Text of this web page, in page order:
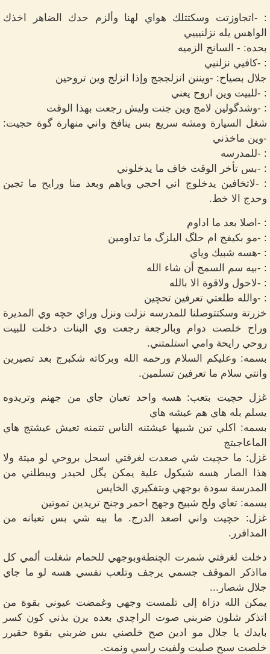
: -اتجاوزتت وسكتتلك هواي لهنا وألزم حدك الضاهر اخذك
الواهس يله نزلنيييي
بحده: - السانج الزميه
: -كافيي نزلنيي
جلال بصياح: -ويننن انزلججج وإذا انزلج وين تروحين
: -للبيت وين اروح يعني
: -وشدگولين لامج وين جنت وليش رجعت بهذا الوقت
شغل السيارة ومشه سريع بس ينافخ واني منهارة گوة حجيت:
-وين ماخذني
: -للمدرسه
: -بس تأخر الوقت خاف ما يدخلوني
: -لاتخافين يدخلوج اني احجي وياهم وبعد منا ورايح ما تجين
وحدج الا خط.
: -اصلا بعد ما اداوم
: -مو بكيفج ام حلگ اليلزگ ما تداومين
: -هسه شبيك وياي
: -بيه سم السمج أن شاء الله
: -لاحول ولاقوة الا بالله
: -والله طلعتي تعرفين تحچين
خزرتة وسكتتوصلنا للمدرسه نزلت ونزل وراي حچه وي المديرة
وراح خلصت دوام وبالرجعة رجعت وي البنات دخلت للبيت
روحي رايحة وامي استلمتني.
بسمه: وعليكم السلام ورحمه الله وبركاته شكبرج بعد تصيرين
وانتي سلام ما تعرفين تسلمين.
غزل حچيت بتعب: هسه واحد تعبان جاي من جهنم وتريدوه
يسلم بله هاي هم عيشه هاي
بسمه: اكلي تبن شبيها عيشتنه الناس تتمنه تعيش عيشتج هاي
الماعاجبتج
غزل: ما حچيت شي صعدت لغرفتي اسحل بروحي لو ميتة ولا
هذا الصار هسه شيكول علية يمكن يگل لحيدر ويبطلني من
المدرسة سودة بوجهي وبتفكيري الخايس
بسمه: تعاي ولج شبيج وجهج احمر وجنج تريدين تموتين
غزل: حچيت واني اصعد الدرج. ما بيه شي بس تعبانه من
المدافرر.
دخلت لغرفتي شمرت الچنطةوبوجهي للحمام شغلت ألمي كل
مااذكر الموقف جسمي يرجف وتلعب نفسي هسه لو ما جاي
جلال شصار...
يمكن الله دزاة إلى تلمست وجهي وغمضت عيوني بقوة من
اتذكر شلون ضربني صوت الراچدي بعده يرن بذني كون كسر
بايدك يا جلال مو ادين صح خلصني بس ضربني بقوة حقيرر
خلصت سبح صليت ولفيت راسي ونمت.